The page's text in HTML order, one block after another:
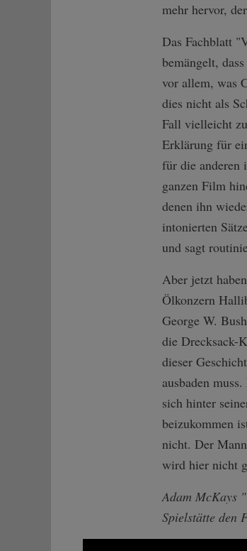
mehr hervor,
Das Fachblatt
bemängelt,
vor allem, was
dies nicht als
Fall vielleicht
Erklärung für
für die anderen
ganzen Film
denen ihn
intonierten
und sagt
Aber jetzt
Ölkonzern
George W.
die Drecksack-
dieser
ausbaden
sich hinter
beizukommen
nicht. Der
wird hier nicht
Adam McKays
Spielstätte den